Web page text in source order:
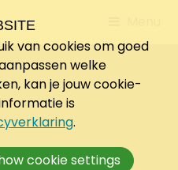
to
van cookies om goed
welke
kan je jouw cookie-
is
.
cookie settings